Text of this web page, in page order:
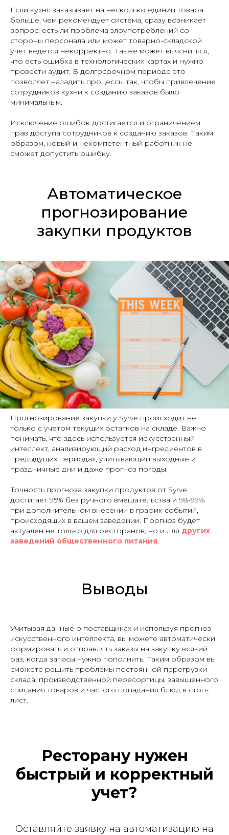
Если кухня заказывает на несколько единиц товара
больше, чем рекомендует система, сразу возникает
вопрос: есть ли проблема злоупотреблений со
стороны персонала или может товарно-складской
учет ведется некорректно. Также может выясниться,
что есть ошибка в технологических картах и нужно
провести аудит. В долгосрочном периоде это
позволяет наладить процессы так, чтобы привлечение
сотрудников кухни к созданию заказов было
минимальным.
Исключение ошибок достигается и ограничением
прав доступа сотрудников к созданию заказов. Таким
образом, новый и некомпетентный работник не
сможет допустить ошибку.
Автоматическое
прогнозирование
закупки продуктов
Прогнозирование закупки у Syrve происходит не
только с учетом текущих остатков на складе. Важно
понимать, что здесь используется искусственный
интеллект, анализирующий расход ингредиентов в
предыдущих периодах, учитывающий выходные и
праздничные дни и даже прогноз погоды.
Точность прогноза закупки продуктов от Syrve
достигает 95% без ручного вмешательства и 98-99%
при дополнительном внесении в график событий,
происходящих в вашем заведении. Прогноз будет
актуален не только для ресторанов, но и для других
заведений общественного питания
Выводы
Учитывая данные о поставщиках и используя прогноз
искусственного интеллекта, вы можете автоматически
формировать и отправлять заказы на закупку всякий
раз, когда запасы нужно пополнить. Таким образом вы
сможете решить проблемы постоянной перегрузки
склада, производственной пересортицы, завышенного
списания товаров и частого попадания блюд в стоп-
лист.
Ресторану нужен
быстрый и корректный
учет?
Оставляйте заявку на автоматизацию на